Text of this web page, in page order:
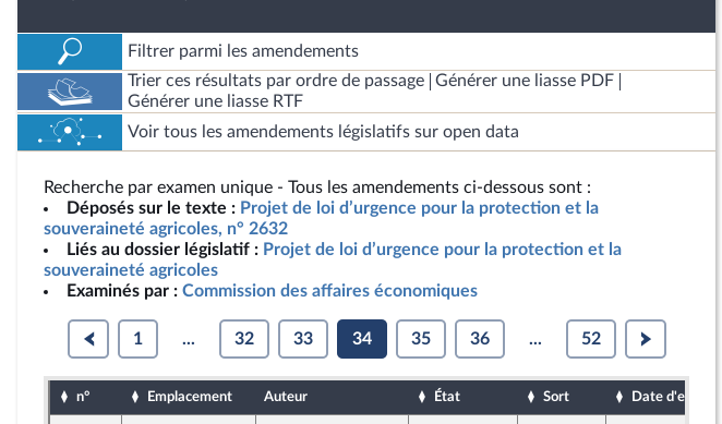
Filtrer parmi les amendements
Trier ces résultats par ordre de passage
Générer une liasse PDF
Générer une liasse RTF
Voir tous les amendements législatifs sur open data
Recherche par examen unique - Tous les amendements ci-dessous sont :
Déposés sur le texte : Projet de loi d’urgence pour la protection et la
souveraineté agricoles, n° 2632
Liés au dossier législatif : Projet de loi d’urgence pour la protection et la
souveraineté agricoles
Examinés par : Commission des affaires économiques
1 ... 32 33 34 35 36 ... 52
n° Emplacement Auteur État Sort Date d'examen